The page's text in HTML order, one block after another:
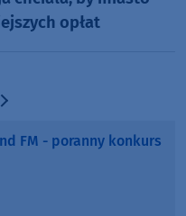
opłat
strona
Następna strona
FM - poranny konkurs